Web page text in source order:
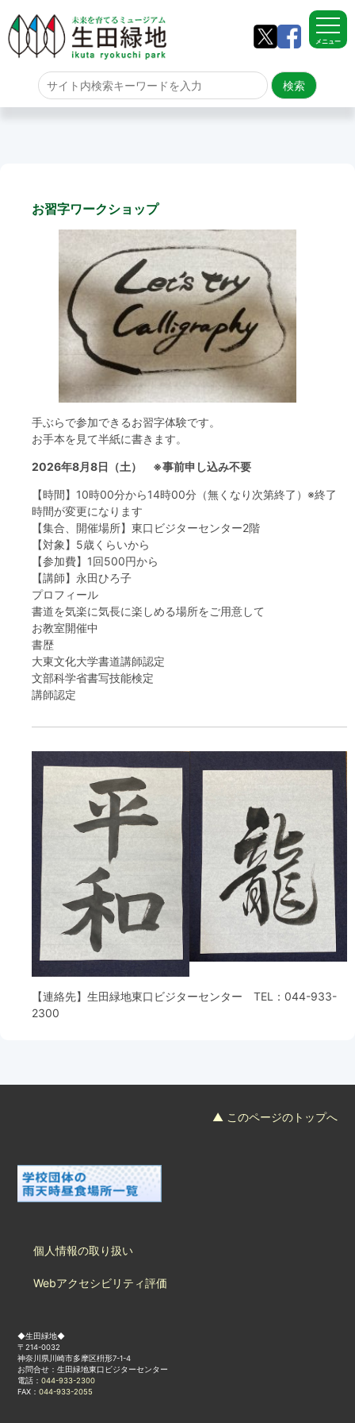
メニュー
ホーム
生田緑地について
園内のご案内
園内のご案内
生田緑地の樹木ごよみ
学校団体の雨天時の昼食場所
イベント情報
フード＆カフェ
活動団体
自然環境保全管理会議
お問合わせ
日本語 中国語 English
お習字ワークショップ
手ぶらで参加できるお習字体験です。
お手本を見て半紙に書きます。
2026年8月8日（土） ※事前申し込み不要
【時間】10時00分から14時00分（無くなり次第終了）※終了
時間が変更になります
【集合、開催場所】東口ビジターセンター2階
【対象】5歳くらいから
【参加費】1回500円から
【講師】永田ひろ子
プロフィール
書道を気楽に気長に楽しめる場所をご用意して
お教室開催中
書歴
大東文化大学書道講師認定
文部科学省書写技能検定
講師認定
【連絡先】 生田緑地東口ビジターセンター TEL： 044-933-
2300
▲ このページのトップへ
個人情報の取り扱い
Webアクセシビリティ評価
◆生田緑地◆
〒214-0032
神奈川県川崎市多摩区枡形7-1-4
お問合せ：生田緑地東口ビジターセンター
電話：044-933-2300
FAX：044-933-2055